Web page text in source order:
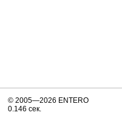
© 2005—2026 ENTERO
0.146 сек.